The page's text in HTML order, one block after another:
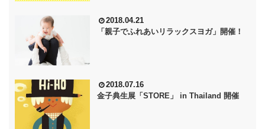
2018.04.21
「親子でふれあいリラックスヨガ」開催！
2018.07.16
金子典生展「STORE」 in Thailand 開催